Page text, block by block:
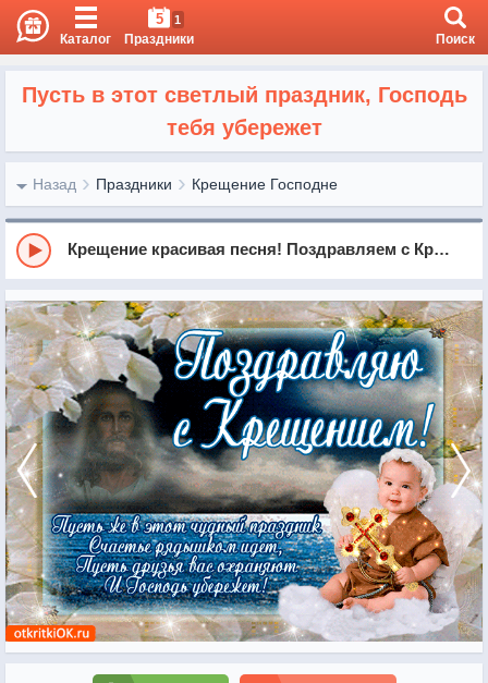
Каталог
5 1
Праздники Поиск
Пусть в этот светлый праздник, Господь
тебя убережет
Назад Праздники Крещение Господне
Крещение красивая песня! Поздравляем с Крещением!